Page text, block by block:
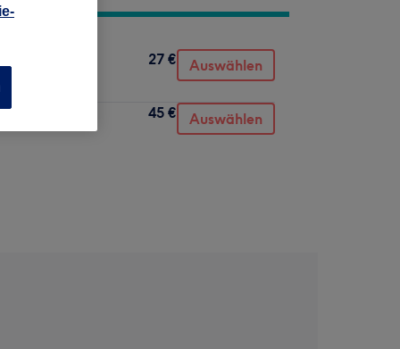
27 € Auswählen
45 € Auswählen